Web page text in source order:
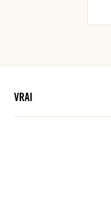
VRAI